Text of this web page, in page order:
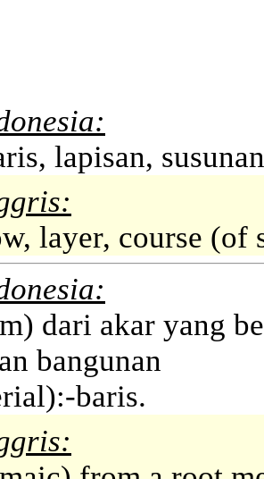
lapisan,
layer, course (of
dari akar yang
bangunan
baris.